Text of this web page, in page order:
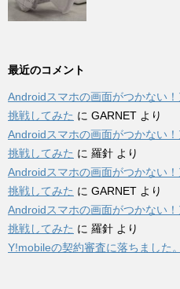
最近のコメント
Androidスマホの画面がつかない
挑戦してみた に GARNET より
Androidスマホの画面がつかない
挑戦してみた に 羅針 より
Androidスマホの画面がつかない
挑戦してみた に GARNET より
Androidスマホの画面がつかない
挑戦してみた に 羅針 より
Y!mobileの契約審査に落ちました。